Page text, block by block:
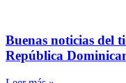
Buenas noticias del
República